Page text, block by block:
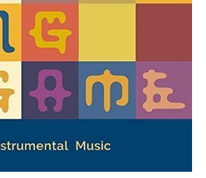
在
相
簿
中
開
啟
第
1
張